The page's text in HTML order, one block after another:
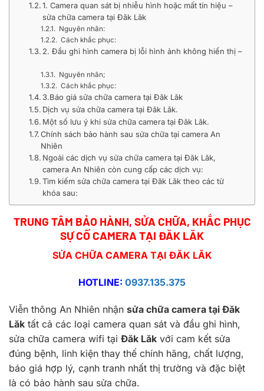
1. Camera quan sát bị nhiễu hình hoặc mất tín hiệu –
sửa chữa camera tại Đăk Lăk
Nguyên nhân:
Cách khắc phục:
2. Đầu ghi hình camera bị lỗi hình ảnh không hiển thị –
Nguyên nhân;
Cách khắc phục:
3.Báo giá sửa chữa camera tại Đăk Lăk
Dịch vụ sửa chữa camera tại Đăk Lăk.
Một số lưu ý khi sửa chữa camera tại Đăk Lăk.
Chính sách bảo hành sau sửa chữa tại camera An
Nhiên
Ngoài các dịch vụ sửa chữa camera tại Đăk Lăk,
camera An Nhiên còn cung cấp các dịch vụ:
Tìm kiếm sửa chữa camera tại Đăk Lăk theo các từ
khóa sau:
TRUNG TÂM BẢO HÀNH, SỬA CHỮA, KHẮC PHỤC
SỰ CỐ CAMERA TẠI ĐĂK LĂK
SỬA CHỮA CAMERA TẠI ĐĂK LĂK
HOTLINE: 0937.135.375
Viễn thông An Nhiên nhận sửa chữa camera tại Đăk
Lăk tất cả các loại camera quan sát và đầu ghi hình,
sửa chữa camera wifi tại Đăk Lăk với cam kết sửa
đúng bệnh, linh kiện thay thế chính hãng, chất lượng,
báo giá hợp lý, cạnh tranh nhất thị trường và đặc biệt
là có bảo hành sau sửa chữa.